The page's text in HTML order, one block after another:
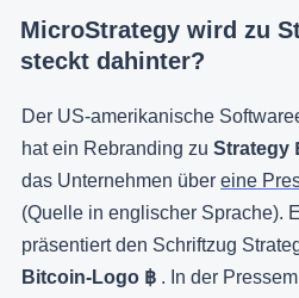
MicroStrategy wird zu
steckt dahinter?
Der US-amerikanische
hat ein Rebranding zu Strategy
das Unternehmen über eine
(Quelle in englischer Sprache).
präsentiert den Schriftzug
Bitcoin-Logo ฿ . In der